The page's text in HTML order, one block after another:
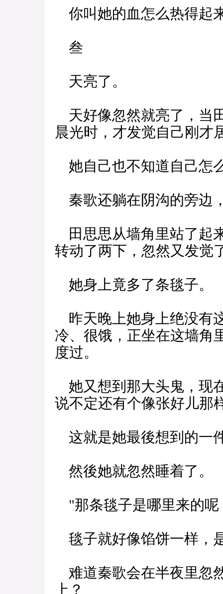
你叫她的血怎么热得起
叁
天亮了。
天好像忽然就亮了，当
晨光时，才发觉自己刚才
她自己也不知道自己怎
秦歌还躺在阴沟的旁边
田思思从墙角里站了起
转动了两下，忽然又发觉
她身上竟多了条毯子。
昨天晚上她身上绝没有
冷、很饿，正坐在这墙角
度过。
她又想到那大头鬼，现
说不定还有个像张好儿那
这就是她最後想到的一
然後她就忽然睡着了。
"那条毯子是哪里来的呢
毯子就好像馅饼一样，
难道秦歌会在半夜里忽
上？